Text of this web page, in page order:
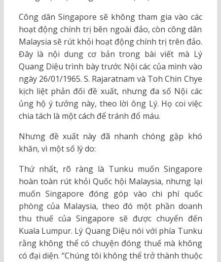
Công dân Singapore sẽ không tham gia vào các
hoạt động chính trị bên ngoài đảo, còn công dân
Malaysia sẽ rút khỏi hoạt động chính trị trên đảo.
Đây là nội dung cơ bản trong bài viết mà Lý
Quang Diệu trình bày trước Nội các của mình vào
ngày 26/01/1965. S. Rajaratnam và Toh Chin Chye
kịch liệt phản đối đề xuất, nhưng đa số Nội các
ủng hộ ý tưởng này, theo lời ông Lý. Họ coi việc
chia tách là một cách để tránh đổ máu.
Nhưng đề xuất này đã nhanh chóng gặp khó
khăn, vì một số lý do:
Thứ nhất, rõ ràng là Tunku muốn Singapore
hoàn toàn rút khỏi Quốc hội Malaysia, nhưng lại
muốn Singapore đóng góp vào chi phí quốc
phòng của Malaysia, theo đó một phần doanh
thu thuế của Singapore sẽ được chuyển đến
Kuala Lumpur. Lý Quang Diệu nói với phía Tunku
rằng không thể có chuyện đóng thuế mà không
có đại diện. “Chúng tôi không thể trở thành thuộc